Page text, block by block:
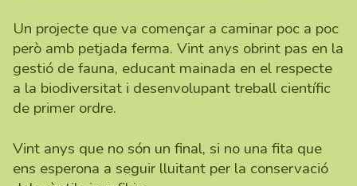
Un projecte que va començar a caminar poc a poc
però amb petjada ferma. Vint anys obrint pas en la
gestió de fauna, educant mainada en el respecte
a la biodiversitat i desenvolupant treball científic
de primer ordre.
Vint anys que no són un final, si no una fita que
ens esperona a seguir lluitant per la conservació